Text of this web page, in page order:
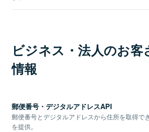
ビジネス・法人のお客
情報
郵便番号・デジタルアドレスAPI
郵便番号とデジタルアドレスから住所を取得で
を提供。